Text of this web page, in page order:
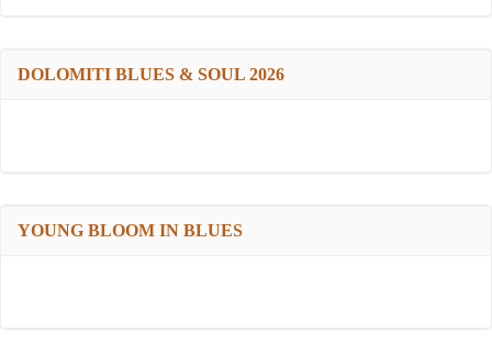
DOLOMITI BLUES & SOUL 2026
YOUNG BLOOM IN BLUES